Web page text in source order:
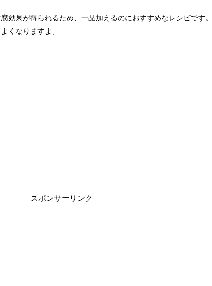
効果が得られるため、一品加えるのにおすすめなレシピです。
くなりますよ。
スポンサーリンク